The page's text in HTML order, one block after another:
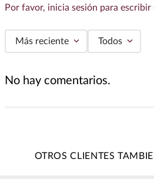
Por favor, inicia sesión para
Más reciente Todos
No hay comentarios.
OTROS CLIENTES